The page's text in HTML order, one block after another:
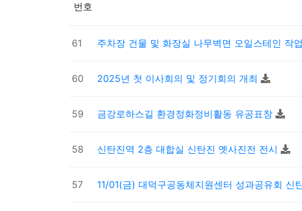
번호
61 주차장 건물 및 화장실 나무벽면 오일스테인 작업
60 2025년 첫 이사회의 및 정기회의 개최
59 금강로하스길 환경정화정비활동 유공표창
58 신탄진역 2층 대합실 신탄진 옛사진전 전시
57 11/01(금) 대덕구공동체지원센터 성과공유회 신